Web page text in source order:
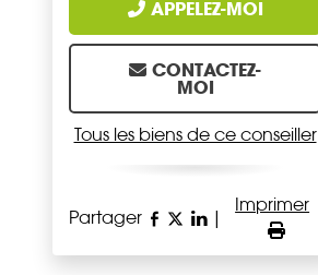
APPELEZ-MOI
CONTACTEZ-
MOI
Tous les biens de ce conseiller
Partager
Imprimer